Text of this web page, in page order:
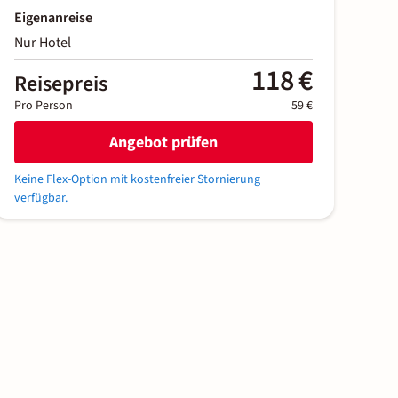
Eigenanreise
Nur Hotel
Reisepreis 118 €
Pro Person 59 €
Angebot prüfen
Keine Flex-Option mit kostenfreier Stornierung
verfügbar.